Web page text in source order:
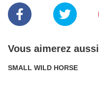
Vous aimerez aussi
SMALL WILD HORSE